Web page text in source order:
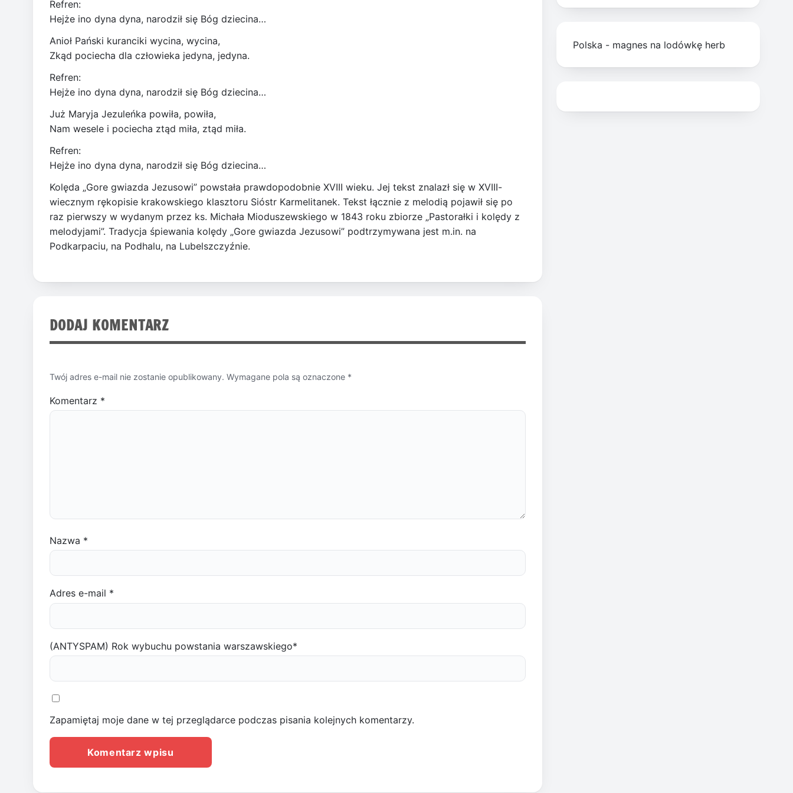
Refren:
Hejże ino dyna dyna, narodził się Bóg dziecina…
Anioł Pański kuranciki wycina, wycina,
Zkąd pociecha dla człowieka jedyna, jedyna.
Refren:
Hejże ino dyna dyna, narodził się Bóg dziecina…
Już Maryja Jezuleńka powiła, powiła,
Nam wesele i pociecha ztąd miła, ztąd miła.
Refren:
Hejże ino dyna dyna, narodził się Bóg dziecina…
Kolęda „Gore gwiazda Jezusowi” powstała prawdopodobnie XVIII wieku. Jej tekst znalazł się w XVIII-
wiecznym rękopisie krakowskiego klasztoru Sióstr Karmelitanek. Tekst łącznie z melodią pojawił się po
raz pierwszy w wydanym przez ks. Michała Mioduszewskiego w 1843 roku zbiorze „Pastorałki i kolędy z
melodyjami”. Tradycja śpiewania kolędy „Gore gwiazda Jezusowi” podtrzymywana jest m.in. na
Podkarpaciu, na Podhalu, na Lubelszczyźnie.
DODAJ KOMENTARZ
Twój adres e-mail nie zostanie opublikowany. Wymagane pola są oznaczone *
Komentarz *
Nazwa *
Adres e-mail *
(ANTYSPAM) Rok wybuchu powstania warszawskiego*
Zapamiętaj moje dane w tej przeglądarce podczas pisania kolejnych komentarzy.
Polska - magnes na lodówkę herb